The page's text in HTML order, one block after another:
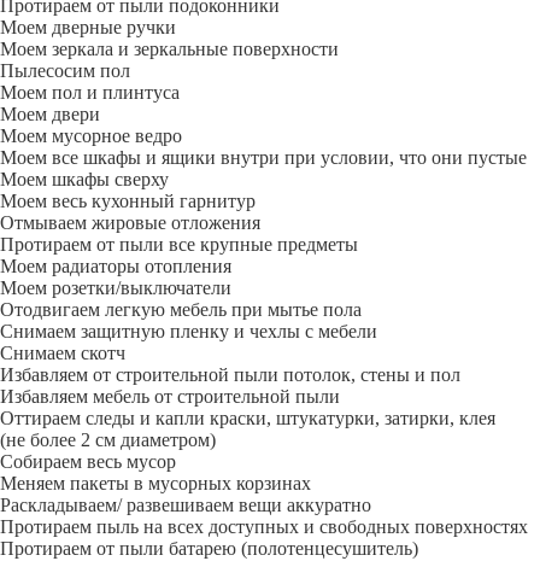
Протираем от пыли подоконники
Моем дверные ручки
Моем зеркала и зеркальные поверхности
Пылесосим пол
Моем пол и плинтуса
Моем двери
Моем мусорное ведро
Моем все шкафы и ящики внутри при условии, что они пустые
Моем шкафы сверху
Моем весь кухонный гарнитур
Отмываем жировые отложения
Протираем от пыли все крупные предметы
Моем радиаторы отопления
Моем розетки/выключатели
Отодвигаем легкую мебель при мытье пола
Снимаем защитную пленку и чехлы с мебели
Снимаем скотч
Избавляем от строительной пыли потолок, стены и пол
Избавляем мебель от строительной пыли
Оттираем следы и капли краски, штукатурки, затирки, клея
(не более 2 см диаметром)
Собираем весь мусор
Меняем пакеты в мусорных корзинах
Раскладываем/ развешиваем вещи аккуратно
Протираем пыль на всех доступных и свободных поверхностях
Протираем от пыли батарею (полотенцесушитель)